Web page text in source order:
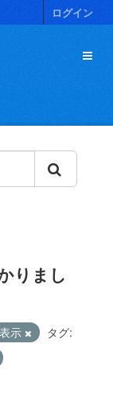
ログイン
りまし
示
タグ: